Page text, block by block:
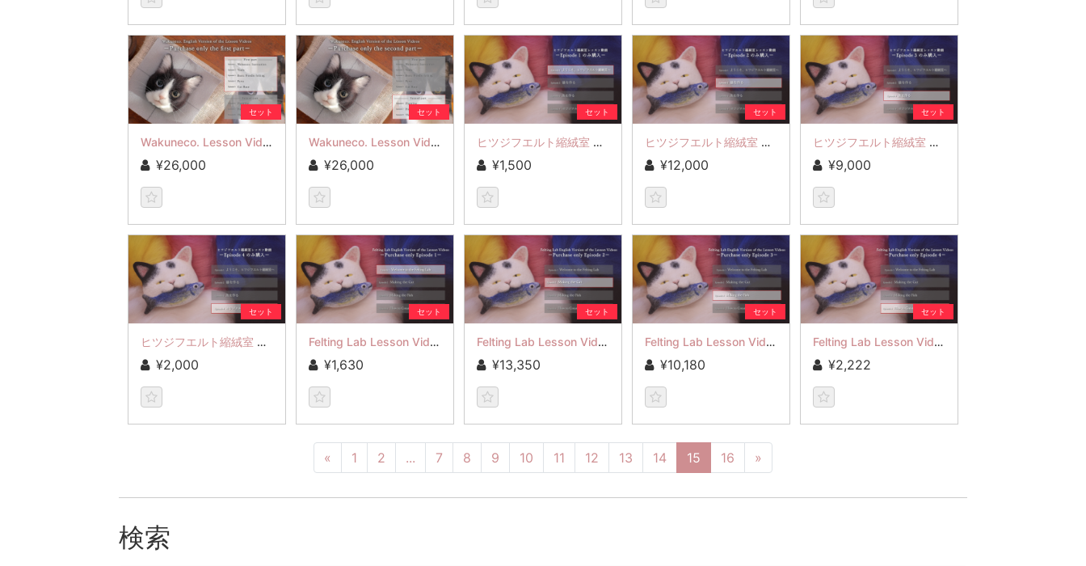
セット
Wakuneco. Lesson Video Part 1 (Ep1-5)
¥26,000
セット
Wakuneco. Lesson Video Part 2(Ep6-8)
¥26,000
セット
ヒツジフエルト縮絨室 レッスン動画 Episode1
¥1,500
セット
ヒツジフエルト縮絨室 レッスン動画 Episode2
¥12,000
セット
ヒツジフエルト縮絨室 レッスン動画 Episode3
¥9,000
セット
ヒツジフエルト縮絨室 レッスン動画 Episode4
¥2,000
セット
Felting Lab Lesson Video Episode 1
¥1,630
セット
Felting Lab Lesson Video Episode 2
¥13,350
セット
Felting Lab Lesson Video Episode 3
¥10,180
セット
Felting Lab Lesson Video Episode 4
¥2,222
« 1 2 ... 7 8 9 10 11 12 13 14 15 16 »
検索